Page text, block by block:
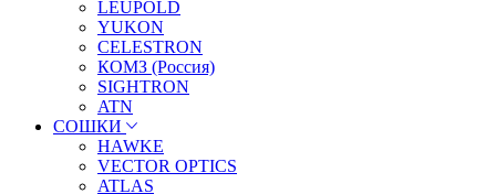
LEUPOLD
YUKON
CELESTRON
КОМЗ (Россия)
SIGHTRON
ATN
СОШКИ
HAWKE
VECTOR OPTICS
ATLAS